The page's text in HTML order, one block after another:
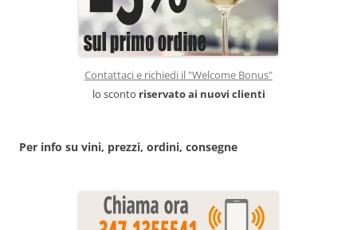
Contattaci e richiedi il "Welcome Bonus"
lo sconto riservato ai nuovi clienti
Per info su vini, prezzi, ordini, consegne